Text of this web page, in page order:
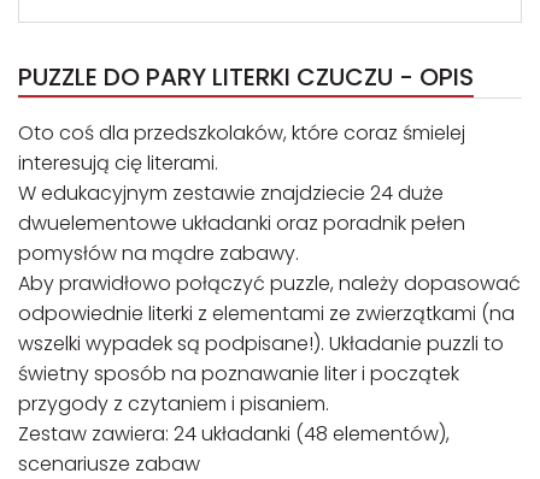
PUZZLE DO PARY LITERKI CZUCZU - OPIS
Oto coś dla przedszkolaków, które coraz śmielej
interesują cię literami.
W edukacyjnym zestawie znajdziecie 24 duże
dwuelementowe układanki oraz poradnik pełen
pomysłów na mądre zabawy.
Aby prawidłowo połączyć puzzle, należy dopasować
odpowiednie literki z elementami ze zwierzątkami (na
wszelki wypadek są podpisane!). Układanie puzzli to
świetny sposób na poznawanie liter i początek
przygody z czytaniem i pisaniem.
Zestaw zawiera: 24 układanki (48 elementów),
scenariusze zabaw